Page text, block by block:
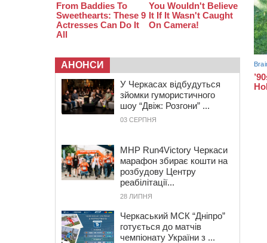
АНОНСИ
У Черкасах відбудуться
зйомки гумористичного
шоу “Двіж: Розгони” ...
03 СЕРПНЯ
MHP Run4Victory Черкаси
марафон збирає кошти на
розбудову Центру
реабілітації...
28 ЛИПНЯ
Черкаський МСК “Дніпро”
готується до матчів
чемпіонату України з ...